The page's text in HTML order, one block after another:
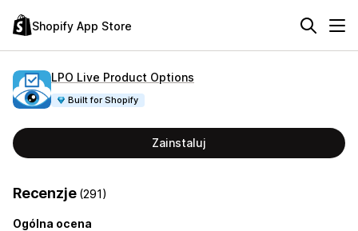
Shopify App Store
LPO Live Product Options
Built for Shopify
Zainstaluj
Recenzje (291)
Ogólna ocena